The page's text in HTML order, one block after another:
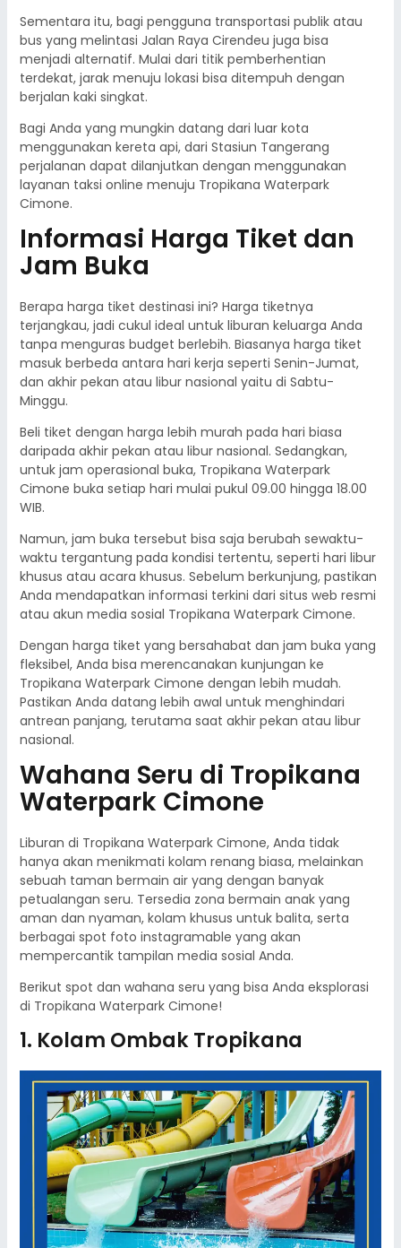
Sementara itu, bagi pengguna transportasi publik atau
bus yang melintasi Jalan Raya Cirendeu juga bisa
menjadi alternatif. Mulai dari titik pemberhentian
terdekat, jarak menuju lokasi bisa ditempuh dengan
berjalan kaki singkat.
Bagi Anda yang mungkin datang dari luar kota
menggunakan kereta api, dari Stasiun Tangerang
perjalanan dapat dilanjutkan dengan menggunakan
layanan taksi online menuju Tropikana Waterpark
Cimone.
Informasi Harga Tiket dan
Jam Buka
Berapa harga tiket destinasi ini? Harga tiketnya
terjangkau, jadi cukul ideal untuk liburan keluarga Anda
tanpa menguras budget berlebih. Biasanya harga tiket
masuk berbeda antara hari kerja seperti Senin-Jumat,
dan akhir pekan atau libur nasional yaitu di Sabtu-
Minggu.
Beli tiket dengan harga lebih murah pada hari biasa
daripada akhir pekan atau libur nasional. Sedangkan,
untuk jam operasional buka, Tropikana Waterpark
Cimone buka setiap hari mulai pukul 09.00 hingga 18.00
WIB.
Namun, jam buka tersebut bisa saja berubah sewaktu-
waktu tergantung pada kondisi tertentu, seperti hari libur
khusus atau acara khusus. Sebelum berkunjung, pastikan
Anda mendapatkan informasi terkini dari situs web resmi
atau akun media sosial Tropikana Waterpark Cimone.
Dengan harga tiket yang bersahabat dan jam buka yang
fleksibel, Anda bisa merencanakan kunjungan ke
Tropikana Waterpark Cimone dengan lebih mudah.
Pastikan Anda datang lebih awal untuk menghindari
antrean panjang, terutama saat akhir pekan atau libur
nasional.
Wahana Seru di Tropikana
Waterpark Cimone
Liburan di Tropikana Waterpark Cimone, Anda tidak
hanya akan menikmati kolam renang biasa, melainkan
sebuah taman bermain air yang dengan banyak
petualangan seru. Tersedia zona bermain anak yang
aman dan nyaman, kolam khusus untuk balita, serta
berbagai spot foto instagramable yang akan
mempercantik tampilan media sosial Anda.
Berikut spot dan wahana seru yang bisa Anda eksplorasi
di Tropikana Waterpark Cimone!
1. Kolam Ombak Tropikana